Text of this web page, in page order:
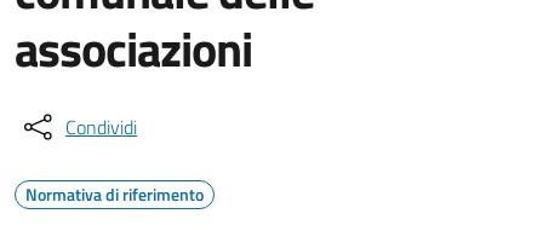
associazioni
Condividi
Normativa di riferimento